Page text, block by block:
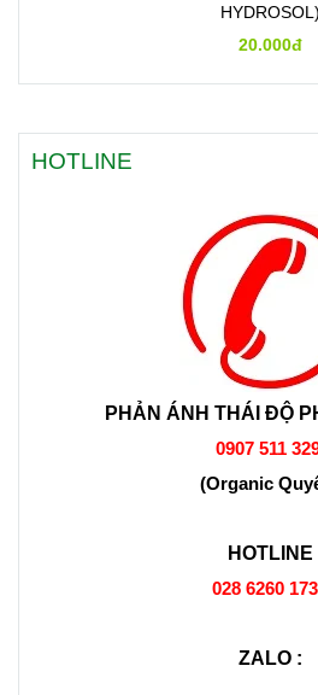
HYDROSOL)
20.000đ
HOTLINE
PHẢN ÁNH THÁI ĐỘ
0907 511
(Organic
HOTLINE
028 6260
ZALO :